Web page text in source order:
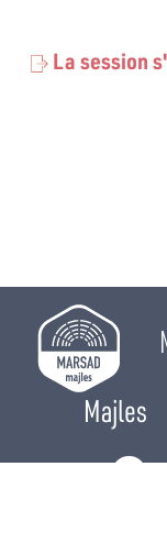
La session
Majles